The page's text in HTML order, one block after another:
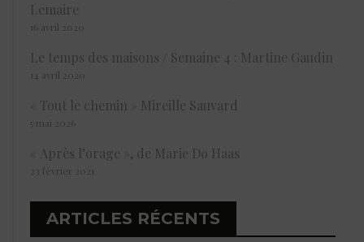
Lemaire
16 avril 2020
Le temps des maisons / Semaine 4 : Martine Gaudin
14 avril 2020
« Tout le chemin » Mireille Sauvard
5 mai 2026
« Après l’orage », de Marie Do Haas
23 février 2021
ARTICLES RÉCENTS